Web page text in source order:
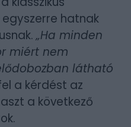
hatnak
„Ha minden
miért nem
látható
a kérdést az
a következő